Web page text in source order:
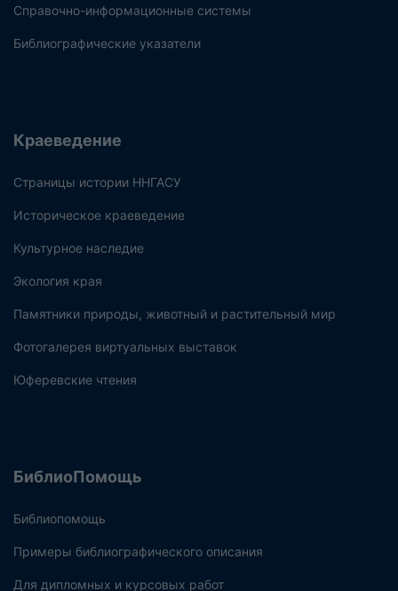
Справочно-информационные системы
Библиографические указатели
Краеведение
Страницы истории ННГАСУ
Историческое краеведение
Культурное наследие
Экология края
Памятники природы, животный и растительный мир
Фотогалерея виртуальных выставок
Юферевские чтения
БиблиоПомощь
Библиопомощь
Примеры библиографического описания
Для дипломных и курсовых работ